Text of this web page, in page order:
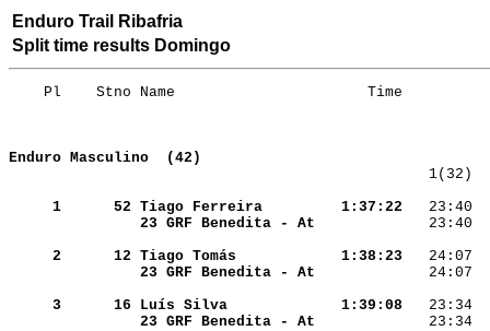
Enduro Trail Ribafria
Split time results Domingo
Pl
Enduro Masculino  (42)
     1
     52
Tiago Ferreira
  1:37:22
23:40
23 GRF Benedita - At
23:40
     2
     12
Tiago Tomás
  1:38:23
24:07
23 GRF Benedita - At
24:07
     3
     16
Luís Silva
  1:39:08
23:34
23 GRF Benedita - At
23:34